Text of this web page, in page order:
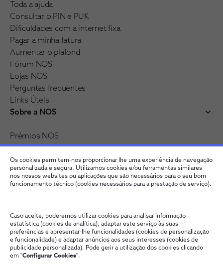
Os cookies permitem-nos proporcionar lhe uma experiência de navegação
personalizada e segura. Utilizamos cookies e/ou ferramentas similares
nos nossos websites ou aplicações que são necessários para o seu bom
funcionamento técnico (cookies necessários para a prestação de serviço).
Caso aceite, poderemos utilizar cookies para analisar informação
estatística (cookies de analítica), adaptar este serviço às suas
preferências e apresentar-lhe funcionalidades (cookies de personalização
e funcionalidade) e adaptar anúncios aos seus interesses (cookies de
publicidade personalizada). Pode gerir a utilização dos cookies clicando
em "Configurar Cookies".
Toda a ajuda
Consultar o PIN e PUK
Dificuldades com a internet fixa
Pagar a minha fatura
Aumentar o plafond
Fórum NOS
Lojas NOS
Perguntas frequentes
Links Úteis
Sobre a NOS
Prémios NOS
Reconhecimentos e distinções
Recrutamento
Fale connoscoPolítica de Privacidade